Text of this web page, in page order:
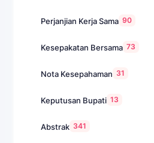
Perjanjian Kerja Sama 90
Kesepakatan Bersama 73
Nota Kesepahaman 31
Keputusan Bupati 13
Abstrak 341